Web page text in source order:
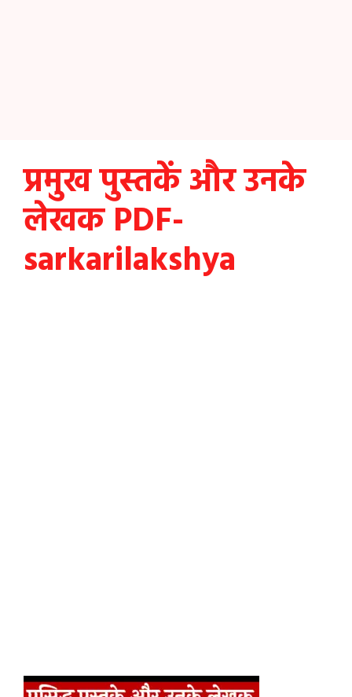
प्रमुख पुस्तकें और उनके
लेखक PDF-
sarkarilakshya